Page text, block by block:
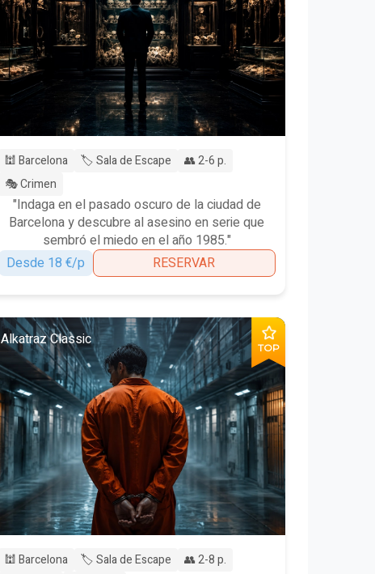
🕍 Barcelona 🏷️ Sala de Escape
👥 2-6 p.
🎭 Crimen
"Indaga en el pasado oscuro de la ciudad de
Barcelona y descubre al asesino en serie que
sembró el miedo en el año 1985."
Desde 18 €/p
RESERVAR
TOP
Alkatraz Classic
🕍 Barcelona 🏷️ Sala de Escape
👥 2-8 p.